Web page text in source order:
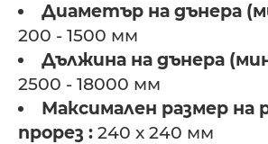
Диаметър на дънера
200 - 1500 мм
Дължина на дънера
2500 - 18000 мм
Максимален размер на
прорез : 240 x 240 мм